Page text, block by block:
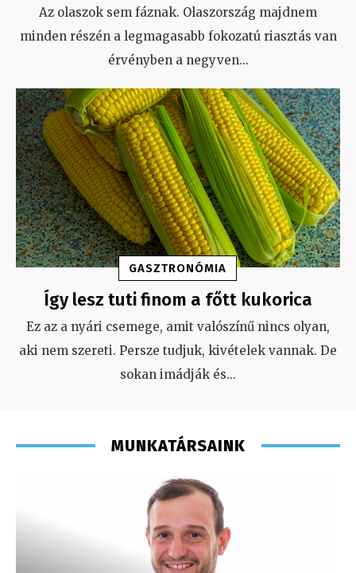
Az olaszok sem fáznak. Olaszország majdnem
minden részén a legmagasabb fokozatú riasztás van
érvényben a negyven...
GASZTRONÓMIA
Így lesz tuti finom a főtt kukorica
Ez az a nyári csemege, amit valószínű nincs olyan,
aki nem szereti. Persze tudjuk, kivételek vannak. De
sokan imádják és...
MUNKATÁRSAINK